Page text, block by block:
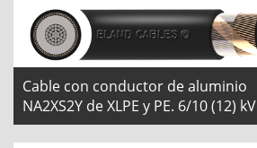
Cable con conductor de aluminio
NA2XS2Y de XLPE y PE. 6/10 (12) kV